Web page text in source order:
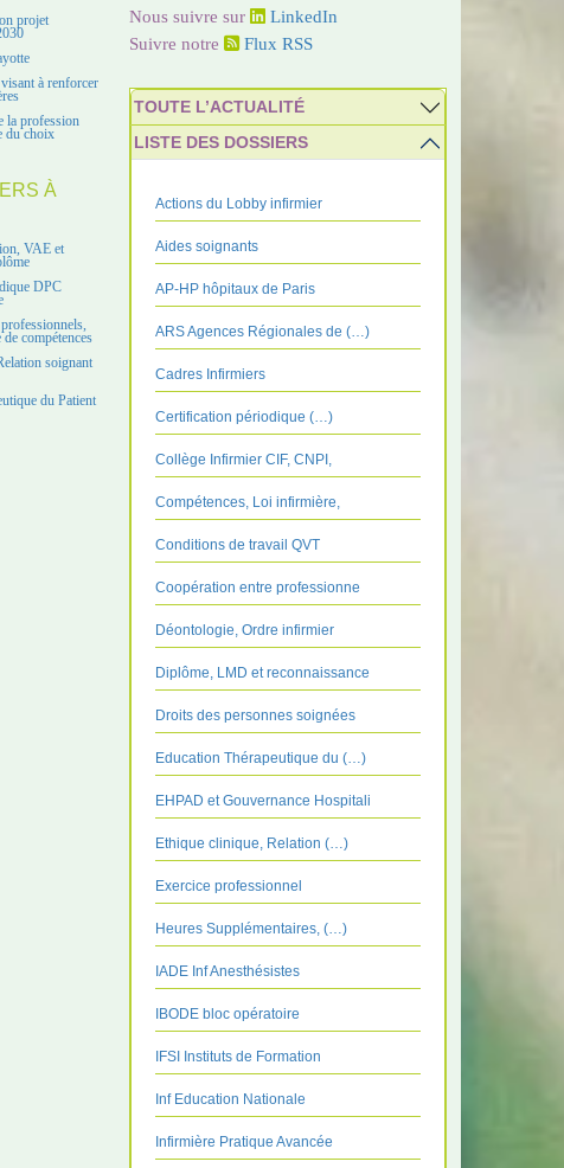
projet
à renforcer
la profession
du choix
À
VAE et
DPC
compétences
soignant
du Patient
Nous suivre sur
LinkedIn
Suivre notre
Flux RSS
TOUTE L’ACTUALITÉ
LISTE DES DOSSIERS
Actions du Lobby infirmier
Aides soignants
AP-HP hôpitaux de Paris
ARS Agences Régionales de (…)
Cadres Infirmiers
Certification périodique (…)
Collège Infirmier CIF, CNPI,
Compétences, Loi infirmière,
Conditions de travail QVT
Coopération entre professionne
Déontologie, Ordre infirmier
Diplôme, LMD et reconnaissance
Droits des personnes soignées
Education Thérapeutique du (…)
EHPAD et Gouvernance Hospitali
Ethique clinique, Relation (…)
Exercice professionnel
Heures Supplémentaires, (…)
IADE Inf Anesthésistes
IBODE bloc opératoire
IFSI Instituts de Formation
Inf Education Nationale
Infirmière Pratique Avancée